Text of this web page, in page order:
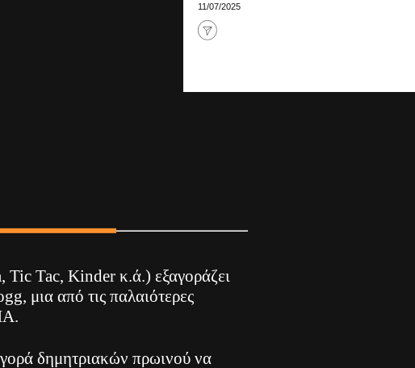
11/07/2025
Tic Tac, Kinder κ.ά.) εξαγοράζει
μια από τις παλαιότερες
δημητριακών πρωινού να